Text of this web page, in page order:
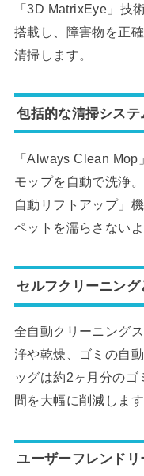
「3D MatrixEye」技
搭載し、障害物を正
清掃します。
包括的な清掃システ
「Always Clean
モップを自動で洗浄
自動リフトアップ」
ペットを濡らさないよ
セルフクリーニン
全自動クリーニング
浄や乾燥、ゴミの自
ッグは約2ヶ月分の
間を大幅に削減します
ユーザーフレンド